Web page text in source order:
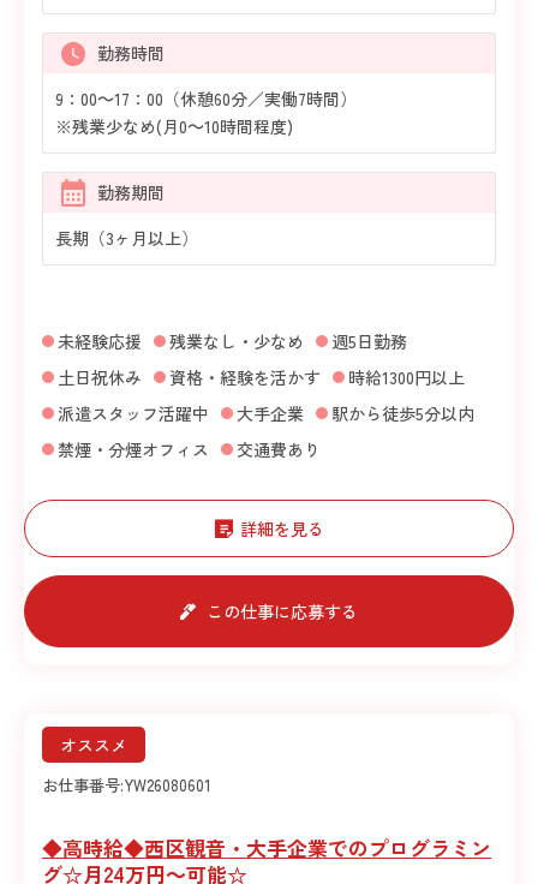
勤務時間
9：00～17：00（休憩60分／実働7時間）
※残業少なめ(月0～10時間程度)
勤務期間
長期（3ヶ月以上）
未経験応援 残業なし・少なめ
週5日勤務
土日祝休み
資格・経験を活かす
時給1300円以上
派遣スタッフ活躍中
大手企業
駅から徒歩5分以内
禁煙・分煙オフィス
交通費あり
詳細を見る
この仕事に応募する
オススメ
お仕事番号:YW26080601
◆高時給◆西区観音・大手企業でのプログラミン
グ☆月24万円～可能☆